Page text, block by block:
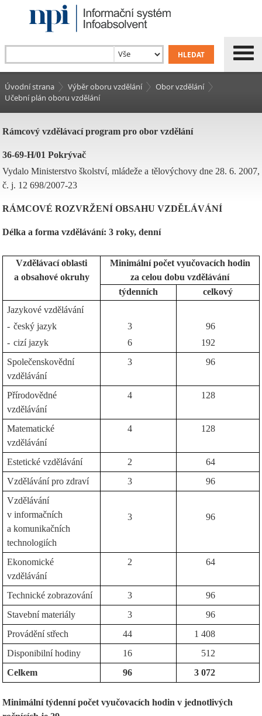
Úvodní strana Výběr oboru vzdělání
Obor vzdělání
Učební plán oboru vzdělání
Rámcový vzdělávací program pro obor vzdělání
36-69-H/01 Pokrývač
Vydalo Ministerstvo školství, mládeže a tělovýchovy dne 28. 6. 2007,
č. j. 12 698/2007-23
RÁMCOVÉ ROZVRŽENÍ OBSAHU VZDĚLÁVÁNÍ
Délka a forma vzdělávání: 3 roky, denní
Vzdělávací oblasti
a obsahové okruhy
Minimální počet vyučovacích hodin
za celou dobu vzdělávání
týdenních
celkový
Jazykové vzdělávání
- český jazyk
- cizí jazyk
3
6
96
192
Společenskovědní
vzdělávání
3 96
Přírodovědné
vzdělávání
4 128
Matematické
vzdělávání
4 128
Estetické vzdělávání 2
64
Vzdělávání pro zdraví
3
96
Vzdělávání
v informačních
a komunikačních
technologiích
3 96
Ekonomické
vzdělávání
2 64
Technické zobrazování 3
96
Stavební materiály
3
96
Provádění střech
44
1 408
Disponibilní hodiny
16
512
Celkem
96 3 072
Minimální týdenní počet vyučovacích hodin v jednotlivých